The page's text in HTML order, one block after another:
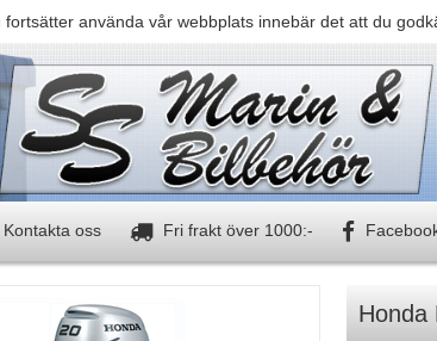
fortsätter använda vår webbplats innebär det att du
Kontakta oss Fri frakt över 1000:-
Honda